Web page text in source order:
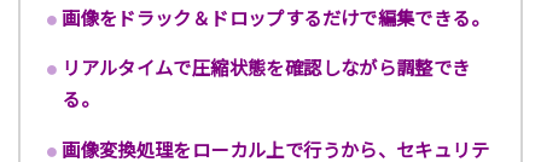
画像をドラック＆ドロップするだけで編集できる。
リアルタイムで圧縮状態を確認しながら調整でき
る。
画像変換処理をローカル上で行うから、セキュリテ